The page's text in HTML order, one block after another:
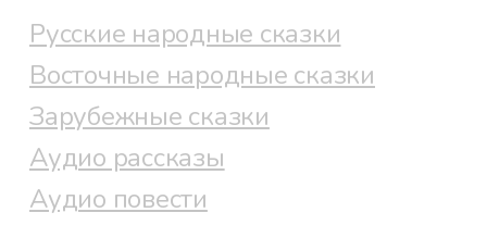
Русские народные сказки
Восточные народные сказки
Зарубежные сказки
Аудио рассказы
Аудио повести